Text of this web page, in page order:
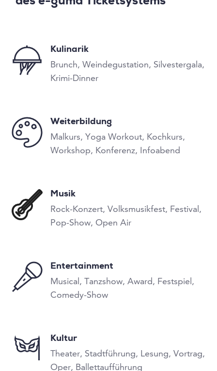
Kulinarik
Brunch, Weindegustation, Silvestergala,
Krimi-Dinner
Weiterbildung
Malkurs, Yoga Workout, Kochkurs,
Workshop, Konferenz, Infoabend
Musik
Rock-Konzert, Volksmusikfest, Festival,
Pop-Show, Open Air
Entertainment
Musical, Tanzshow, Award, Festspiel,
Comedy-Show
Kultur
Theater, Stadtführung, Lesung, Vortrag,
Oper, Ballettaufführung